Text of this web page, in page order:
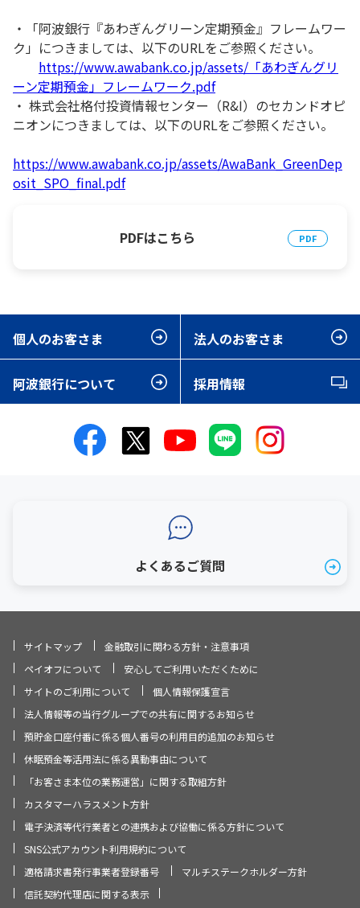
・「阿波銀行『あわぎんグリーン定期預金』フレームワー
ク」につきましては、以下のURLをご参照ください。
https://www.awabank.co.jp/assets/「あわぎんグリ
ーン定期預金」フレームワーク.pdf
・ 株式会社格付投資情報センター（R&I）のセカンドオピ
ニオンにつきましては、以下のURLをご参照ください。
https://www.awabank.co.jp/assets/AwaBank_GreenDep
osit_SPO_final.pdf
PDFはこちら
個人のお客さま 法人のお客さま
阿波銀行について 採用情報
よくあるご質問
サイトマップ
金融取引に関わる方針・注意事項
ペイオフについて
安心してご利用いただくために
サイトのご利用について
個人情報保護宣言
法人情報等の当行グループでの共有に関するお知らせ
預貯金口座付番に係る個人番号の利用目的追加のお知らせ
休眠預金等活用法に係る異動事由について
「お客さま本位の業務運営」に関する取組方針
カスタマーハラスメント方針
電子決済等代行業者との連携および協働に係る方針について
SNS公式アカウント利用規約について
適格請求書発行事業者登録番号
マルチステークホルダー方針
信託契約代理店に関する表示